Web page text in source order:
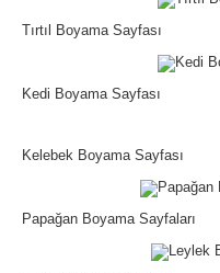
Tırtıl Boyama Sayfası
Kedi Boyama Sayfası
Kelebek Boyama Sayfası
Papağan Boyama Sayfaları